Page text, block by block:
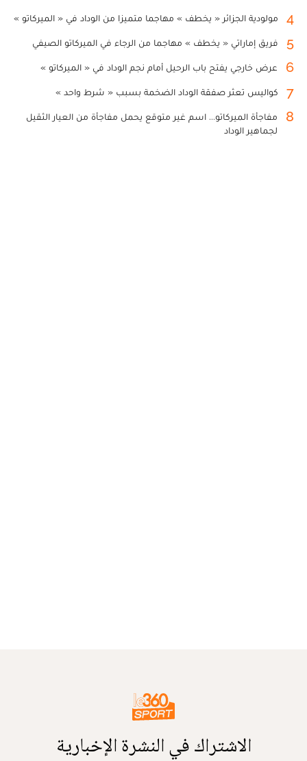
4 مولودية الجزائر « يخطف » مهاجما متميزا من الوداد في « الميركاتو »
5 فريق إماراتي « يخطف » مهاجما من الرجاء في الميركاتو الصيفي
6 عرض خارجي يفتح باب الرحيل أمام نجم الوداد في « الميركاتو »
7 كواليس تعثر صفقة الوداد الضخمة بسبب « شرط واحد »
8
مفاجأة الميركاتو... اسم غير متوقع يحمل مفاجأة من العيار الثقيل
لجماهير الوداد
الاشتراك في النشرة الإخبارية